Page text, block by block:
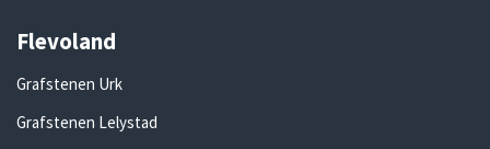
Flevoland
Grafstenen Urk
Grafstenen Lelystad